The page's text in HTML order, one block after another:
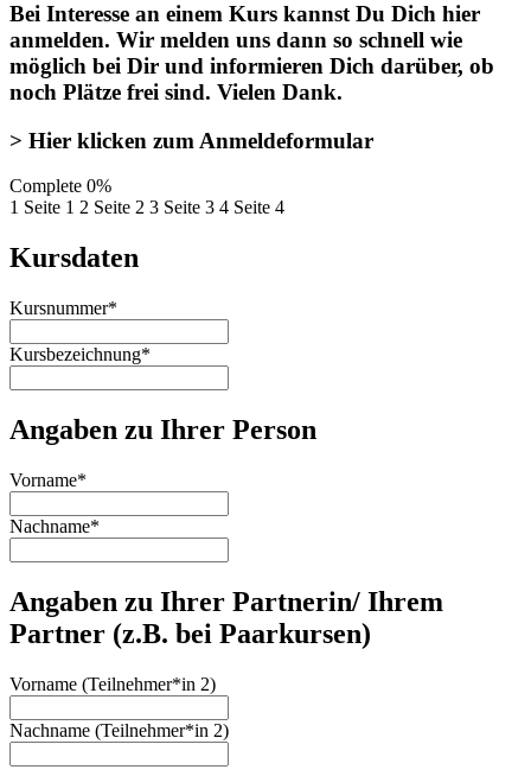
Bei Interesse an einem Kurs kannst Du Dich hier
anmelden. Wir melden uns dann so schnell wie
möglich bei Dir und informieren Dich darüber, ob
noch Plätze frei sind. Vielen Dank.
> Hier klicken zum Anmeldeformular
Complete 0%
1 Seite 1 2 Seite 2 3 Seite 3 4 Seite 4
Kursdaten
Kursnummer*
Kursbezeichnung*
Angaben zu Ihrer Person
Vorname*
Nachname*
Angaben zu Ihrer Partnerin/ Ihrem
Partner (z.B. bei Paarkursen)
Vorname (Teilnehmer*in 2)
Nachname (Teilnehmer*in 2)